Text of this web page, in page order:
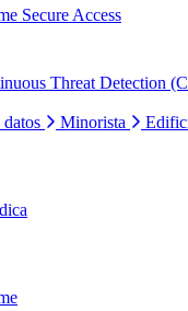
Secure Access
Threat Detection
datos
Minorista